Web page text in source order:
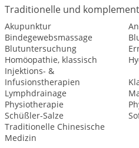
Traditionelle und
Akupunktur
Bindegewebsmassage
Blutuntersuchung
Homöopathie, klassisch
Injektions- &
Infusionstherapien
Lymphdrainage
Physiotherapie
Schüßler-Salze
Traditionelle Chinesische
Medizin